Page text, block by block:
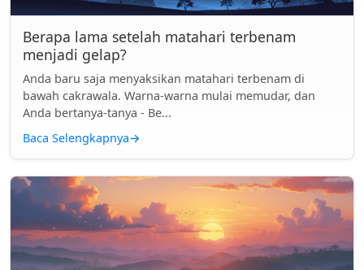
Berapa lama setelah matahari terbenam
menjadi gelap?
Anda baru saja menyaksikan matahari terbenam di
bawah cakrawala. Warna-warna mulai memudar, dan
Anda bertanya-tanya - Be...
Baca Selengkapnya→